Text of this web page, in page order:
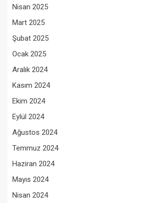
Nisan 2025
Mart 2025
Şubat 2025
Ocak 2025
Aralık 2024
Kasım 2024
Ekim 2024
Eylül 2024
Ağustos 2024
Temmuz 2024
Haziran 2024
Mayıs 2024
Nisan 2024